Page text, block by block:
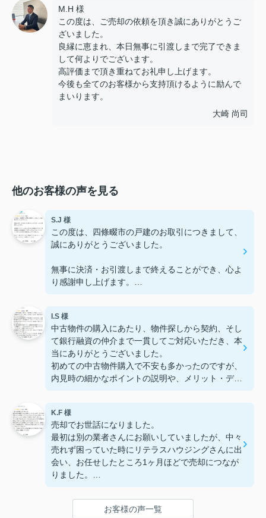
M.H 様
この度は、ご売却の依頼を頂き誠にありがとうご
ざいました。
良縁に恵まれ、本日無事に引渡しまで完了できま
して何よりでございます。
高評価まで頂き重ねてお礼申し上げます。
今後も全てのお客様から支持頂けるように励んで
まいります。
大崎 尚司
他のお客様の声を見る
S.J 様
この度は、四條畷市の戸建のお取引につきまして、
誠にありがとうございました。
無事に決済・お引渡しまで終えることができ、心よ
り感謝申し上げます。
り、担当者様には終始迅速かつ丁寧にご対応いただ
いたことで、安心してお取引を進めることができま
した。
またご一緒させていただく機会がございましたら、
その際はどうぞよろしくお願いいたします。
I.S 様
中古物件の購入にあたり、物件探しから契約、そし
て銀行融資の仲介まで一貫してご対応いただき、本
当にありがとうございました。
初めての中古物件購入で不安も多かったのですが、
内見時の細かなポイントの説明や、メリット・デメ
特に銀行融資の手続きでは、必要書類の準備やスケ
ジュール調整など、こちらが迷わないように丁寧に
サポートしていただき、非常に心強かったです。
金融機関とのやり取りもスムーズで、安心して手続
きを進めることができました。
購入後のフォローまでしっかりしていただき、担当
今回のご縁に心から感謝しています。
K.F 様
売却でお世話になりました。
最初は別の業者さんにお願いしていましたが、中々
売れず困っていた時にリテラスハウジングさんに出
会い、お任せしたところ1ヶ月ほどで売却につなが
りました。
料も他社より安くして頂けてありがたかったです。
担当の赤井さんは何事にもすぐに動いてくれて、質
お客様の声一覧